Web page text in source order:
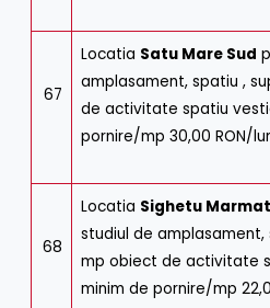
67
Locatia Satu Mare Sud
amplasament, spatiu ,
de activitate spatiu
pornire/mp 30,00 RON/
68
Locatia Sighetu
studiul de
mp obiect de activitate
minim de pornire/mp